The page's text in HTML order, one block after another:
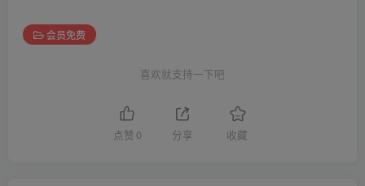
会员免费
喜欢就支持一下吧
点赞 0 分享 收藏